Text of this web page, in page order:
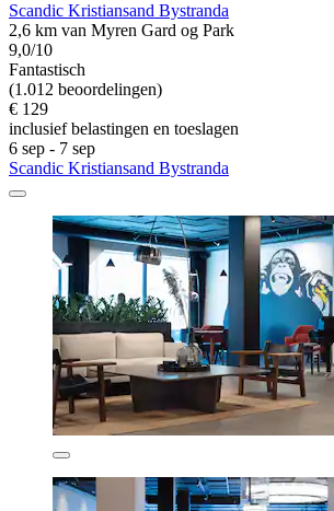
Scandic Kristiansand Bystranda
2,6 km van Myren Gard og Park
9,0/10
Fantastisch
(1.012 beoordelingen)
€ 129
inclusief belastingen en toeslagen
6 sep - 7 sep
Scandic Kristiansand Bystranda